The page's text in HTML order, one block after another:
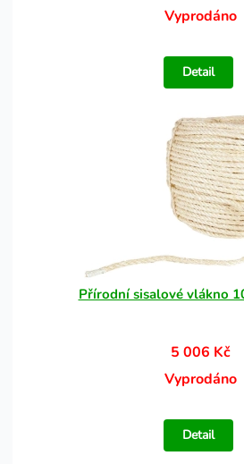
Vyprodáno
Detail
Přírodní sisalové vlákno
5 006 Kč
Vyprodáno
Detail